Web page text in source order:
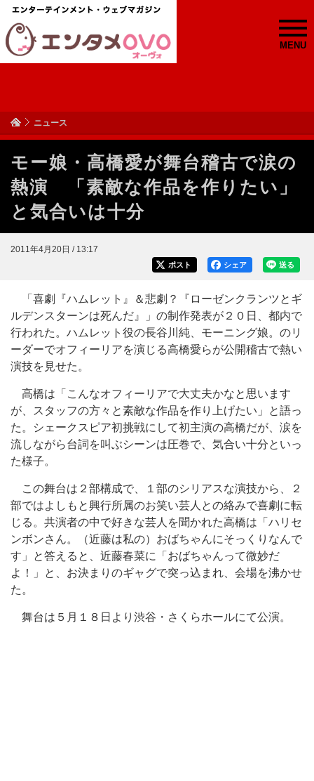
MENU
ニュース
モー娘・高橋愛が舞台稽古で涙の
熱演 「素敵な作品を作りたい」
と気合いは十分
2011年4月20日 / 13:17
送る
シェア
ポスト
「喜劇『ハムレット』＆悲劇？『ローゼンクランツとギ
ルデンスターンは死んだ』」の制作発表が２０日、都内で
行われた。ハムレット役の長谷川純、モーニング娘。のリ
ーダーでオフィーリアを演じる高橋愛らが公開稽古で熱い
演技を見せた。
高橋は「こんなオフィーリアで大丈夫かなと思います
が、スタッフの方々と素敵な作品を作り上げたい」と語っ
た。シェークスピア初挑戦にして初主演の高橋だが、涙を
流しながら台詞を叫ぶシーンは圧巻で、気合い十分といっ
た様子。
この舞台は２部構成で、１部のシリアスな演技から、２
部ではよしもと興行所属のお笑い芸人との絡みで喜劇に転
じる。共演者の中で好きな芸人を聞かれた高橋は「ハリセ
ンボンさん。（近藤は私の）おばちゃんにそっくりなんで
す」と答えると、近藤春菜に「おばちゃんって微妙だ
よ！」と、お決まりのギャグで突っ込まれ、会場を沸かせ
た。
舞台は５月１８日より渋谷・さくらホールにて公演。